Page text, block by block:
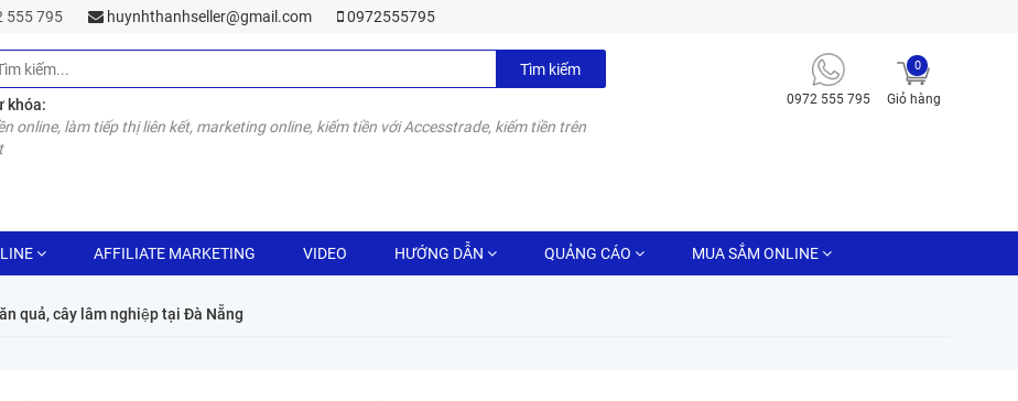
555 795 huynhthanhseller@gmail.com 0972555795
Tìm kiếm
khóa:
online, làm tiếp thị liên kết, marketing online, kiếm tiền với Accesstrade, kiếm tiền trên
0972 555 795 Giỏ hàng
0
AFFILIATE MARKETING VIDEO HƯỚNG DẪN QUẢNG CÁO MUA SẮM ONLINE
quả, cây lâm nghiệp tại Đà Nẵng